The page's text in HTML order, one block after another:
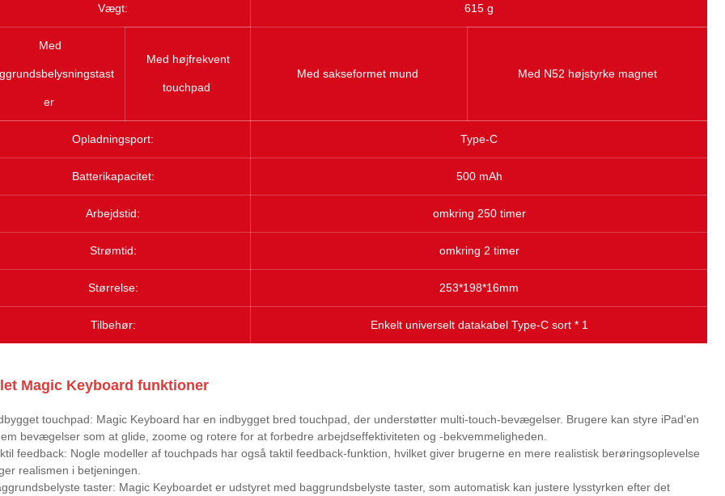
Vægt: 615 g
Med
er
Med højfrekvent
touchpad
Med sakseformet mund Med N52 højstyrke magnet
Opladningsport: Type-C
Batterikapacitet: 500 mAh
Arbejdstid: omkring 250 timer
Strømtid: omkring 2 timer
Størrelse: 253*198*16mm
Tilbehør: Enkelt universelt datakabel Type-C sort * 1
Magic Keyboard funktioner
touchpad: Magic Keyboard har en indbygget bred touchpad, der understøtter multi-touch-bevægelser. Brugere kan styre iPad'en
bevægelser som at glide, zoome og rotere for at forbedre arbejdseffektiviteten og -bekvemmeligheden.
feedback: Nogle modeller af touchpads har også taktil feedback-funktion, hvilket giver brugerne en mere realistisk berøringsoplevelse
realismen i betjeningen.
taster: Magic Keyboardet er udstyret med baggrundsbelyste taster, som automatisk kan justere lysstyrken efter det